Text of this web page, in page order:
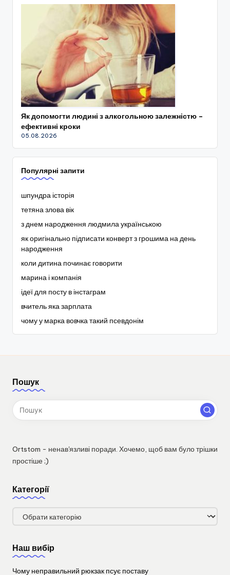
Як допомогти людині з алкогольною залежністю –
ефективні кроки
05.08.2026
Популярні запити
шпундра історія
тетяна злова вік
з днем народження людмила українською
як оригінально підписати конверт з грошима на день
народження
коли дитина починає говорити
марина і компанія
ідеї для посту в інстаграм
вчитель яка зарплата
чому у марка вовчка такий псевдонім
Пошук
Ortstom - ненав'язливі поради. Хочемо, щоб вам було трішки
простіше ;)
Категорії
Категорії
Наш вибір
Чому неправильний рюкзак псує поставу